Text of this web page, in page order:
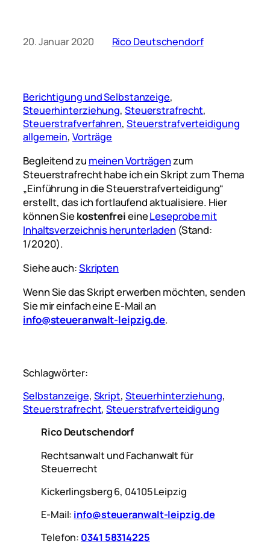
20. Januar 2020 Rico Deutschendorf
Berichtigung und Selbstanzeige
Steuerhinterziehung, Steuerstrafrecht
Steuerstrafverfahren, Steuerstrafverteidigung
allgemein, Vorträge
Begleitend zu meinen Vorträgenzum
Steuerstrafrecht habe ich ein Skript zum Thema
„Einführung in die Steuerstrafverteidigung“
erstellt, das ich fortlaufend aktualisiere. Hier
können SiekostenfreieineLeseprobe mit
Inhaltsverzeichnis herunterladen(Stand:
1/2020).
Siehe auch:Skripten
Wenn Sie das Skript erwerben möchten, senden
Sie mir einfach eine E-Mail an
info@steueranwalt-leipzig.de.
Schlagwörter:
Selbstanzeige, Skript, Steuerhinterziehung
Steuerstrafrecht, Steuerstrafverteidigung
Rico Deutschendorf
Rechtsanwalt und Fachanwalt für
Steuerrecht
Kickerlingsberg 6, 04105 Leipzig
E-Mail: info@steueranwalt-leipzig.de
Telefon: 0341 58314225